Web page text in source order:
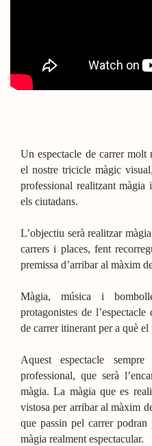
Un espectacle de carrer
el nostre tricicle màgic
professional realitzant màgia
els ciutadans.
L’objectiu serà realitzar
carrers i places, fent
premissa d’arribar al màxim
Màgia, música i
protagonistes de
de carrer itinerant per a què
Aquest espectacle
professional, que serà
màgia. La màgia que es
vistosa per arribar al màxim
que passin pel carrer
màgia realment espectacular.